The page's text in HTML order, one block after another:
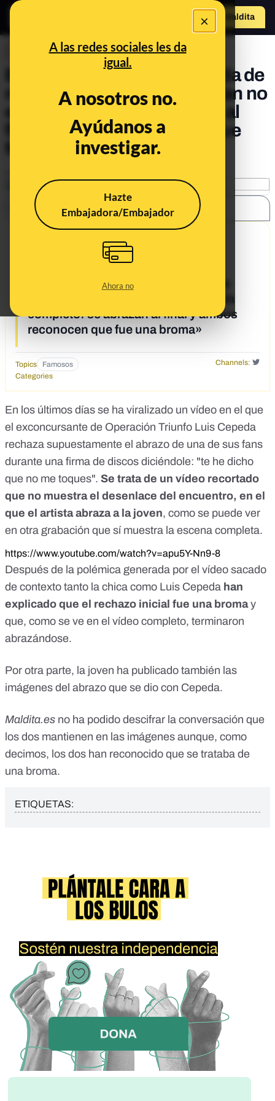
×
A las redes sociales les da
igual.
A nosotros no.
Ayúdanos a
investigar.
Hazte
Embajadora/Embajador
Ahora no
Hazte Maldita
El vídeo que acusa a Cepeda de
rechazar el abrazo de una fan no
está completo: se abrazan al
final y ambos reconocen que
fue una broma
SHARE:
«[T] El vídeo que acusa a Cepeda de
completo: se abrazan al final y ambos
reconocen que fue una broma»
Topics Famosos
Channels:
Categories
En los últimos días se ha viralizado un vídeo en el que
el exconcursante de Operación Triunfo Luis Cepeda
rechaza supuestamente el abrazo de una de sus fans
durante una firma de discos diciéndole: "te he dicho
que no me toques". Se trata de un vídeo recortado
que no muestra el desenlace del encuentro, en el
que el artista abraza a la joven, como se puede ver
en otra grabación que sí muestra la escena completa.
https://www.youtube.com/watch?v=apu5Y-Nn9-8
Después de la polémica generada por el vídeo sacado
de contexto tanto la chica como Luis Cepeda han
explicado que el rechazo inicial fue una bromay
que, como se ve en el vídeo completo, terminaron
abrazándose.
Por otra parte, la joven ha publicado también las
imágenes del abrazo que se dio con Cepeda.
Maldita.es no ha podido descifrar la conversación que
los dos mantienen en las imágenes aunque, como
decimos, los dos han reconocido que se trataba de
una broma.
ETIQUETAS: